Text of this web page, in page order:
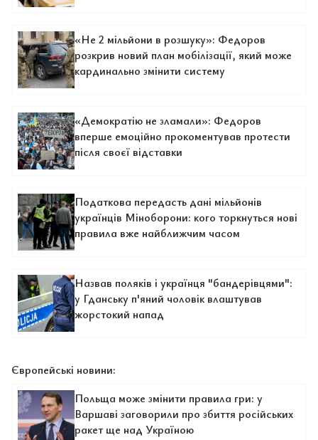
«Не 2 мільйони в розшуку»: Федоров
розкрив новий план мобілізації, який може
кардинально змінити систему
«Демократію не зламали»: Федоров
вперше емоційно прокоментував протести
після своєї відставки
Податкова передасть дані мільйонів
українців Міноборони: кого торкнуться нові
правила вже найближчим часом
Назвав поляків і українця "бандерівцями":
у Гданську п'яний чоловік влаштував
жорстокий напад
Європейські новини:
Польща може змінити правила гри: у
Варшаві заговорили про збиття російських
ракет ще над Україною